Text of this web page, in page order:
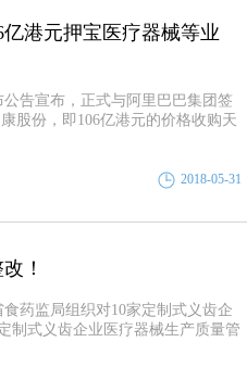
港元押宝医疗器械等业
告宣布，正式与阿里巴巴集团签
股份，即106亿港元的价格收购天
2018-05-31
！
药监局组织对10家定制式义齿企
制式义齿企业医疗器械生产质量管